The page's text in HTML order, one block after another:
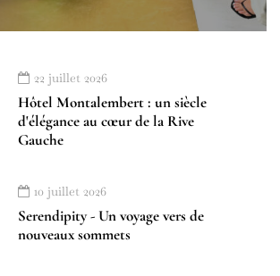
22 juillet 2026
Hôtel Montalembert : un siècle
d'élégance au cœur de la Rive
Gauche
10 juillet 2026
Serendipity - Un voyage vers de
nouveaux sommets